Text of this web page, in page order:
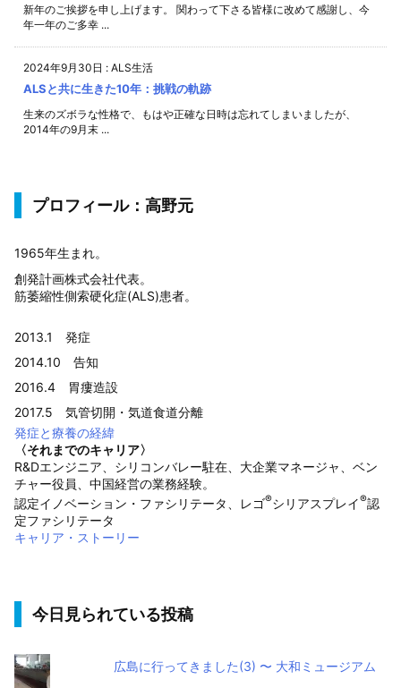
新年のご挨拶を申し上げます。 関わって下さる皆様に改めて感謝し、今
年一年のご多幸 ...
2024年9月30日 : ALS生活
ALSと共に生きた10年：挑戦の軌跡
生来のズボラな性格で、もはや正確な日時は忘れてしまいましたが、
2014年の9月末 ...
プロフィール：高野元
1965年生まれ。
創発計画株式会社代表。
筋萎縮性側索硬化症(ALS)患者。
2013.1 発症
2014.10 告知
2016.4 胃瘻造設
2017.5 気管切開・気道食道分離
発症と療養の経緯
〈それまでのキャリア〉
R&Dエンジニア、シリコンバレー駐在、大企業マネージャ、ベン
チャー役員、中国経営の業務経験。
認定イノベーション・ファシリテータ、レゴ®シリアスプレイ®認
定ファシリテータ
キャリア・ストーリー
今日見られている投稿
広島に行ってきました(3) 〜 大和ミュージアム